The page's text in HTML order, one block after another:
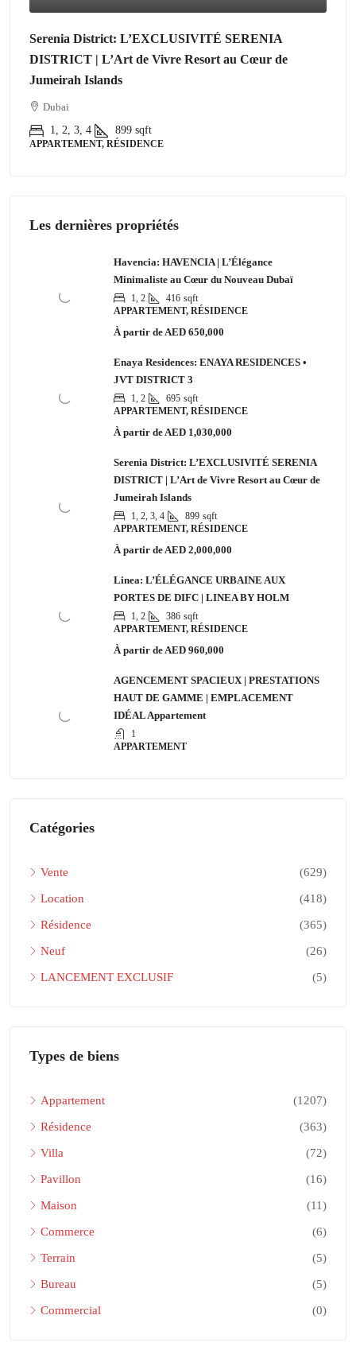
Serenia District: L’EXCLUSIVITÉ SERENIA
DISTRICT | L’Art de Vivre Resort au Cœur de
Jumeirah Islands
Dubai
1, 2, 3, 4
899 sqft
APPARTEMENT, RÉSIDENCE
Les dernières propriétés
Havencia: HAVENCIA | L’Élégance
Minimaliste au Cœur du Nouveau Dubaï
1, 2 416 sqft
APPARTEMENT, RÉSIDENCE
À partir de AED 650,000
Enaya Residences: ENAYA RESIDENCES •
JVT DISTRICT 3
1, 2 695 sqft
APPARTEMENT, RÉSIDENCE
À partir de AED 1,030,000
Serenia District: L’EXCLUSIVITÉ SERENIA
DISTRICT | L’Art de Vivre Resort au Cœur de
Jumeirah Islands
1, 2, 3, 4 899 sqft
APPARTEMENT, RÉSIDENCE
À partir de AED 2,000,000
Linea: L’ÉLÉGANCE URBAINE AUX
PORTES DE DIFC | LINEA BY HOLM
1, 2 386 sqft
APPARTEMENT, RÉSIDENCE
À partir de AED 960,000
AGENCEMENT SPACIEUX | PRESTATIONS
HAUT DE GAMME | EMPLACEMENT
IDÉAL Appartement
1
APPARTEMENT
Catégories
Vente (629)
Location (418)
Résidence (365)
Neuf (26)
LANCEMENT EXCLUSIF (5)
Types de biens
Appartement (1207)
Résidence (363)
Villa (72)
Pavillon (16)
Maison (11)
Commerce (6)
Terrain (5)
Bureau (5)
Commercial (0)